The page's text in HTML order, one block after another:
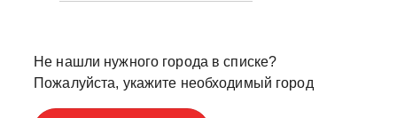
Не нашли нужного города в списке?
Пожалуйста, укажите необходимый город